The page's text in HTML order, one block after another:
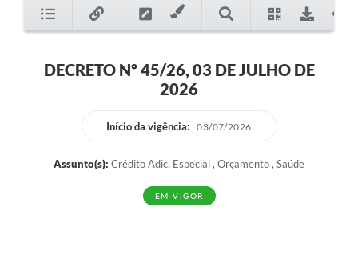
Arquivos para Download
PS nº 001/2021 - Cargo Enfermeiro(a)
Audiências Públicas
Projetos
DECRETO Nº 45/26, 03 DE JULHO DE
2026
Início da vigência: 03/07/2026
Assunto(s): Crédito Adic. Especial , Orçamento , Saúde
EM VIGOR